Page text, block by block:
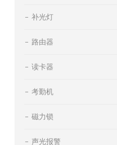
补光灯
路由器
读卡器
考勤机
磁力锁
声光报警